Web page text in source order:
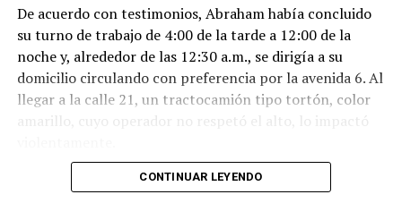
De acuerdo con testimonios, Abraham había concluido
su turno de trabajo de 4:00 de la tarde a 12:00 de la
noche y, alrededor de las 12:30 a.m., se dirigía a su
domicilio circulando con preferencia por la avenida 6. Al
llegar a la calle 21, un tractocamión tipo tortón, color
amarillo, cuyo operador no respetó el alto, lo impactó
El conductor, identificado como Adán “N.”, de
CONTINUAR LEYENDO